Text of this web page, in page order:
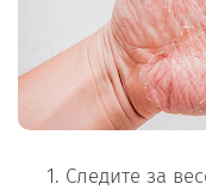
Следите за